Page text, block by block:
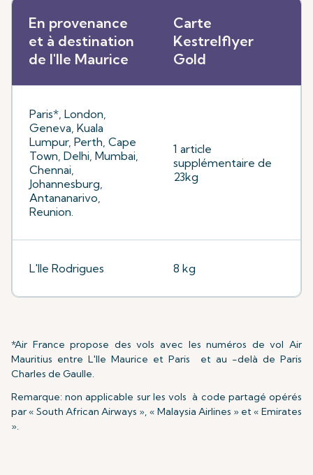
En provenance
et à destination
de l'Ile Maurice
Carte
Kestrelflyer
Gold
Paris*, London,
Geneva, Kuala
Lumpur, Perth, Cape
Town, Delhi, Mumbai,
Chennai,
Johannesburg,
Antananarivo,
Reunion.
1 article
supplémentaire de
23kg
L'Ile Rodrigues 8 kg
*Air France propose des vols avec les numéros de vol Air
Mauritius entre L'Ile Maurice et Paris et au -delà de Paris
Charles de Gaulle.
Remarque: non applicable sur les vols à code partagé opérés
par « South African Airways », « Malaysia Airlines » et « Emirates
».